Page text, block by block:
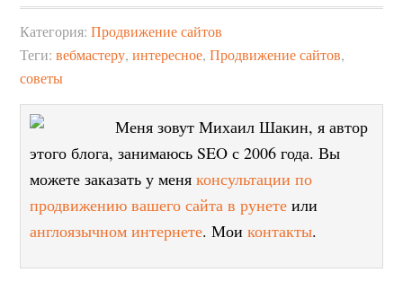
Категория:Продвижение сайтов
Теги:вебмастеру,интересное,Продвижение сайтов,
советы
Меня зовут Михаил Шакин, я автор
этого блога, занимаюсь SEO с 2006 года. Вы
можете заказать у меняконсультации по
продвижению вашего сайта в рунете или
англоязычном интернете. Моиконтакты.